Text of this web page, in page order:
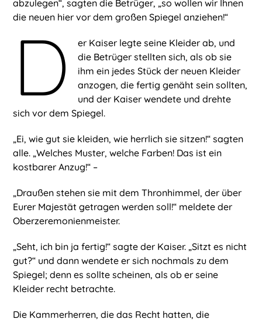
abzulegen“, sagten die Betrüger, „so wollen wir Ihnen
die neuen hier vor dem großen Spiegel anziehen!“
D
er Kaiser legte seine Kleider ab, und
die Betrüger stellten sich, als ob sie
ihm ein jedes Stück der neuen Kleider
anzogen, die fertig genäht sein sollten,
und der Kaiser wendete und drehte
sich vor dem Spiegel.
„Ei, wie gut sie kleiden, wie herrlich sie sitzen!“ sagten
alle. „Welches Muster, welche Farben! Das ist ein
kostbarer Anzug!“ –
„Draußen stehen sie mit dem Thronhimmel, der über
Eurer Majestät getragen werden soll!“ meldete der
Oberzeremonienmeister.
„Seht, ich bin ja fertig!“ sagte der Kaiser. „Sitzt es nicht
gut?“ und dann wendete er sich nochmals zu dem
Spiegel; denn es sollte scheinen, als ob er seine
Kleider recht betrachte.
Die Kammerherren, die das Recht hatten, die